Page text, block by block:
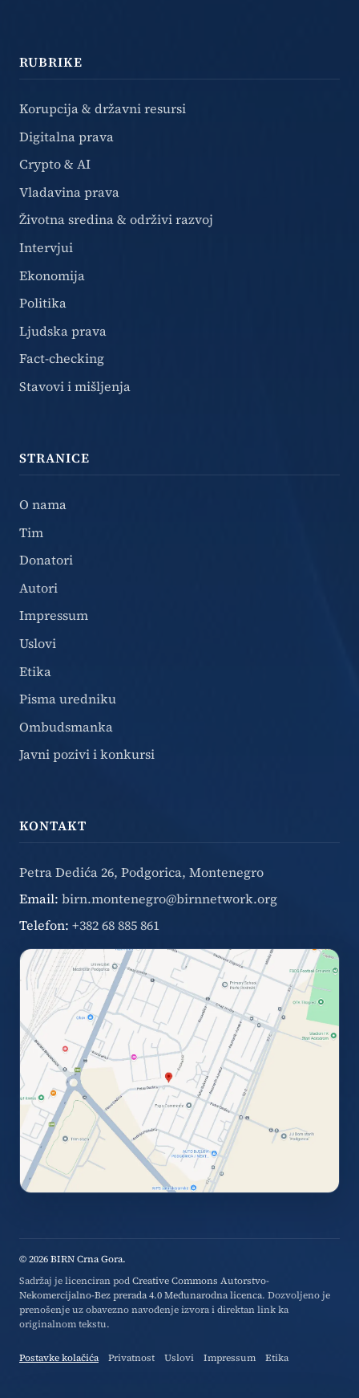
RUBRIKE
Korupcija & državni resursi
Digitalna prava
Crypto & AI
Vladavina prava
Životna sredina & održivi razvoj
Intervjui
Ekonomija
Politika
Ljudska prava
Fact-checking
Stavovi i mišljenja
STRANICE
O nama
Tim
Donatori
Autori
Impressum
Uslovi
Etika
Pisma uredniku
Ombudsmanka
Javni pozivi i konkursi
KONTAKT
Petra Dedića 26, Podgorica, Montenegro
Email: birn.montenegro@birnnetwork.org
Telefon: +382 68 885 861
© 2026 BIRN Crna Gora.
Sadržaj je licenciran podCreative Commons Autorstvo-
Nekomercijalno-Bez prerada 4.0 Međunarodna licenca. Dozvoljeno je
prenošenje uz obavezno navođenje izvora i direktan link ka
originalnom tekstu.
Postavke kolačića Privatnost Uslovi Impressum Etika